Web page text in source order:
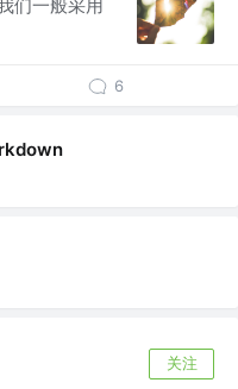
们一般采用
6
关注